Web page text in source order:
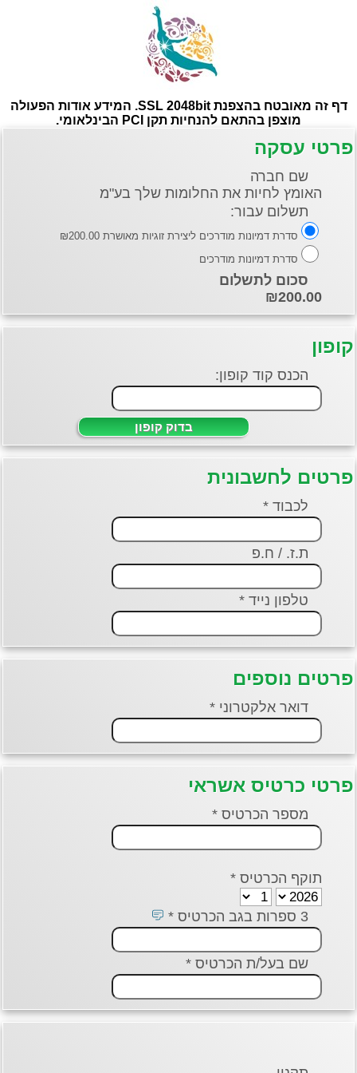
דף זה מאובטח בהצפנת SSL 2048bit. המידע אודות הפעולה
מוצפן בהתאם להנחיות תקן PCI הבינלאומי.
עסקה
האומץ לחיות את החלומות שלך בע"מ
סדרת דמיונות מודרכים ליצירת זוגיות מאושרת ₪200.00
סדרת דמיונות מודרכים
₪200.00
הכנס קוד קופון:
לחשבונית
לכבוד *
ת.ז. / ח.פ
טלפון נייד *
נוספים
דואר אלקטרוני *
כרטיס אשראי
מספר הכרטיס *
תוקף הכרטיס *
שם בעל/ת הכרטיס *